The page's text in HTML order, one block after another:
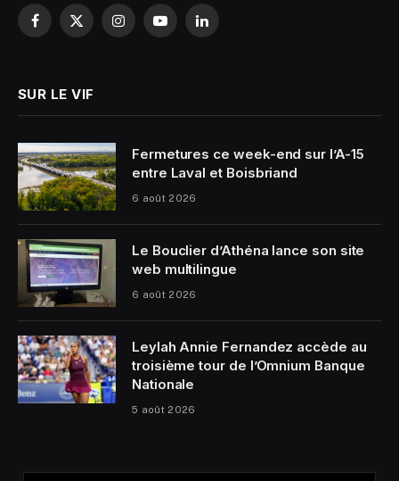
Facebook
X
InstagramYouTubeLinkedIn
SUR LE VIF
Fermetures ce week-end sur l’A-15
entre Laval et Boisbriand
6 août 2026
Le Bouclier d’Athéna lance son site
web multilingue
6 août 2026
Leylah Annie Fernandez accède au
troisième tour de l’Omnium Banque
Nationale
5 août 2026